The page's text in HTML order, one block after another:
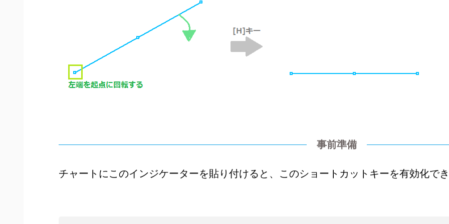
事前準備
チャートにこのインジケーターを貼り付けると、このショートカットキーを有効化で